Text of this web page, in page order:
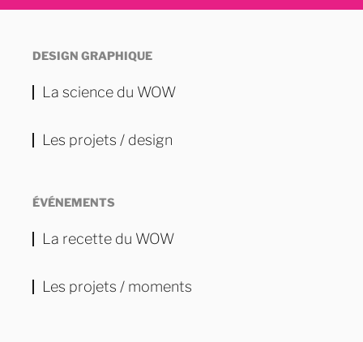
DESIGN GRAPHIQUE
La science du WOW
Les projets / design
ÉVÉNEMENTS
La recette du WOW
Les projets / moments